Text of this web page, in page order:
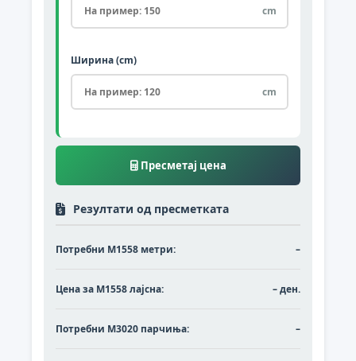
cm
Ширина (cm)
cm
Пресметај цена
Резултати од пресметката
Потребни М1558 метри: –
Цена за М1558 лајсна: – ден.
Потребни M3020 парчиња: –